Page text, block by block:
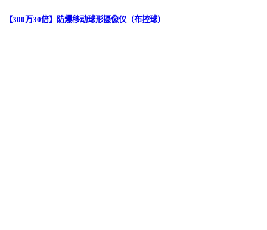
【300万30倍】防爆移动球形摄像仪（布控球）